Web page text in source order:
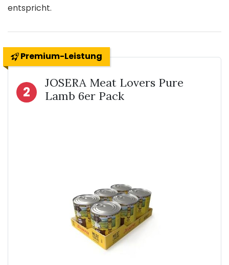
entspricht.
Premium-Leistung
2
JOSERA Meat Lovers Pure
Lamb 6er Pack